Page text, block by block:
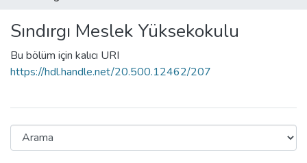
Sındırgı Meslek Yüksekokulu
Bu bölüm için kalıcı URI
https://hdl.handle.net/20.500.12462/207